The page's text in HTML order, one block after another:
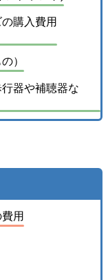
購入費用
）
器や補聴器な
用